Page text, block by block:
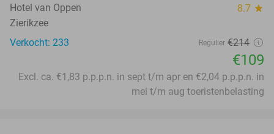
Hotel van Oppen 8.7 star
Zierikzee
Verkocht: 233
Regulier €214
€109
Excl. ca. €1,83 p.p.p.n. in sept t/m apr en €2,04 p.p.p.n. in
mei t/m aug toeristenbelasting